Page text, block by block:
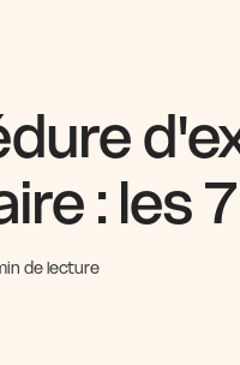
: les
de lecture